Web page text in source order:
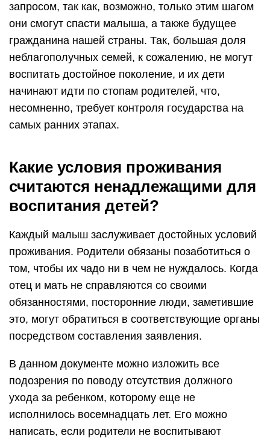
запросом, так как, возможно, только этим шагом
они смогут спасти малыша, а также будущее
гражданина нашей страны. Так, большая доля
неблагополучных семей, к сожалению, не могут
воспитать достойное поколение, и их дети
начинают идти по стопам родителей, что,
несомненно, требует контроля государства на
самых ранних этапах.
Какие условия проживания
считаются ненадлежащими для
воспитания детей?
Каждый малыш заслуживает достойных условий
проживания. Родители обязаны позаботиться о
том, чтобы их чадо ни в чем не нуждалось. Когда
отец и мать не справляются со своими
обязанностями, посторонние люди, заметившие
это, могут обратиться в соответствующие органы
посредством составления заявления.
В данном документе можно изложить все
подозрения по поводу отсутствия должного
ухода за ребенком, которому еще не
исполнилось восемнадцать лет. Его можно
написать, если родители не воспитывают